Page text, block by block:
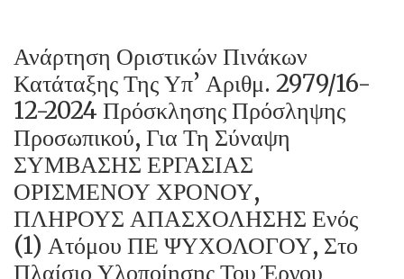
Ανάρτηση Οριστικών Πινάκων
Κατάταξης Της Υπ’ Αριθμ. 2979/16-
12-2024 Πρόσκλησης Πρόσληψης
Προσωπικού, Για Τη Σύναψη
ΣΥΜΒΑΣΗΣ ΕΡΓΑΣΙΑΣ
ΟΡΙΣΜΕΝΟΥ ΧΡΟΝΟΥ,
ΠΛΗΡΟΥΣ ΑΠΑΣΧΟΛΗΣΗΣ Ενός
(1) Ατόμου ΠΕ ΨΥΧΟΛΟΓΟΥ, Στο
Πλαίσιο Υλοποίησης Του Έργου